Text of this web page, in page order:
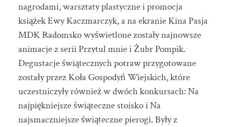
nagrodami, warsztaty plastyczne i promocja
książek Ewy Kaczmarczyk, a na ekranie Kina Pasja
MDK Radomskowyświetlone zostały najnowsze
animacje z serii Przytul mnie i Żubr Pompik.
Degustacje świątecznych potraw przygotowane
zostały przez Koła Gospodyń Wiejskich, które
uczestniczyły również w dwóch konkursach: Na
najpiękniejsze świąteczne stoisko i Na
najsmaczniejsze świąteczne pierogi. Były z